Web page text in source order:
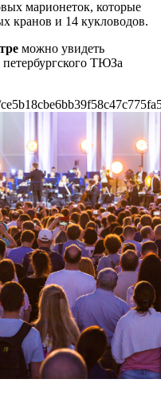
марионеток, которые
кранов и 14 кукловодов.
можно увидеть
ТЮЗа